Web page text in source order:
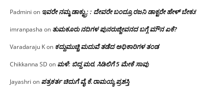
Padmini on ಇವರೇ ನಮ್ಮ ಡಾಕ್ಟ್ರು; : ದೇವರೇ ಬಂದ್ರೂ ರಜನಿ ಡಾಕ್ಟರೇ ಹೇಳ್ ಬೇಕು!
imranpasha on ತುಮಕೂರು ನದಿಗಳ ಪುನರುಜ್ಜೀವನದ ಬಗ್ಗೆ ಮೌನ ಏಕೆ?
Varadaraju Kon ಕದ್ದುಮುಚ್ಚಿ ಮದುವೆ ತಡೆದ ಅಧಿಕಾರಿಗಳ ತಂಡ
Chikkanna SD on ಮಳೆ: ಬಿದ್ದ ಮರ, ಸಿಡಿಲಿಗೆ 5 ಮೇಕೆ ಸಾವು
Jayashri on ಪತ್ರಕರ್ತ ಚಿದುಗೆ ವೈ.ಕೆ.ರಾಮಯ್ಯ ಪ್ರಶಸ್ತಿ